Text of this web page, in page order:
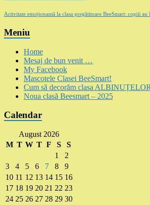
Activitate emoționantă la clasa pregătitoare BeeSmart: copiii
Meniu
Home
Mesaj de bun venit …
My Facebook
Mascotele Clasei BeeSmart!
Cum să decorăm clasa ALBINUȚELOR
Noua clasă Beesmart – 2025
Calendar
August 2026
M T W T F S
S
1
2
3
4 5 6 7 8
9
10 11 12 13 14 15 16
17 18 19 20 21 22 23
24 25 26 27 28 29 30